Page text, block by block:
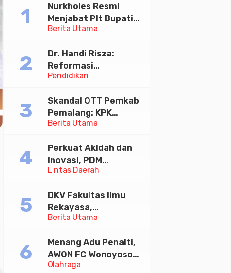
Berita Utama
Nurkholes Resmi
Menjabat Plt Bupati
Pemalang
Pendidikan
Dr. Handi Risza:
Reformasi
Pendidikan Tinggi
Terintegrasi Menuju
Indonesia Emas 2045
Berita Utama
Skandal OTT Pemkab
Pemalang: KPK
Tetapkan Bupati
Staf Internal Sebagai
Tersangka
Pemerasan Rp1,98
Lintas Daerah
Perkuat Akidah dan
Inovasi, PDM
Banyumas
Muhammadiyah Jadi
Pilihan Utama Umat
Berita Utama
DKV Fakultas Ilmu
Rekayasa,
Universitas
Diskusi Desain
Olahraga
Menang Adu Penalti,
AWON FC Wonoyoso
Juara Bhayangkara